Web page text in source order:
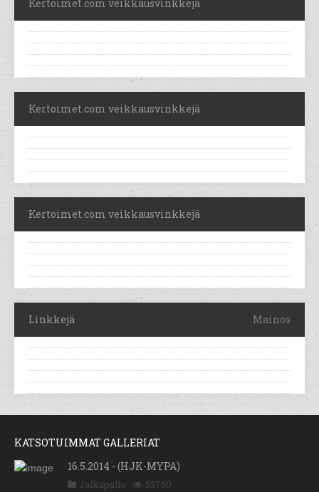
Kertoimet.com veikkausvinkkejä
Kertoimet.com veikkausvinkkejä
Kertoimet.com veikkausvinkkejä
Linkkejä Mainos
KATSOTUIMMAT GALLERIAT
16.5.2014 - (HJK-MYPA)
Jalkapallo 53750